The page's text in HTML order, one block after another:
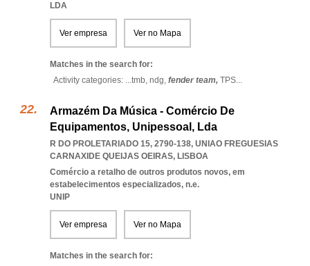
LDA
Ver empresa Ver no Mapa
Matches in the search for:
Activity categories: ...tmb, ndg, fender team, TPS...
Armazém Da Música - Comércio De
Equipamentos, Unipessoal, Lda
R DO PROLETARIADO 15, 2790-138, UNIAO FREGUESIAS
CARNAXIDE QUEIJAS OEIRAS, LISBOA
Comércio a retalho de outros produtos novos, em
estabelecimentos especializados, n.e.
UNIP
Ver empresa Ver no Mapa
Matches in the search for: